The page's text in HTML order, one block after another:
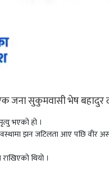
जना सुकुमवासी भेष बहादुर
भएको हो ।
झन जटिलता आए पछि वीर
थियो ।